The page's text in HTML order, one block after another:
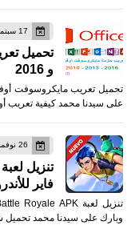
17 سبتمبر 2019
و 2016
على سيدنا محمد كيفية تعريب
26 نوفمبر 2022
فاير
وبارك على سيدنا محمد تحميل